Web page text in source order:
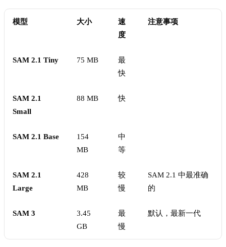
模型 大小
速
度
注意事项
SAM 2.1 Tiny 75 MB
最
快
SAM 2.1
Small
88 MB 快
SAM 2.1 Base
154
MB
中
等
SAM 2.1
Large
428
MB
较
慢
SAM 2.1 中最准确
的
SAM 3
3.45
GB
最
慢
默认，最新一代